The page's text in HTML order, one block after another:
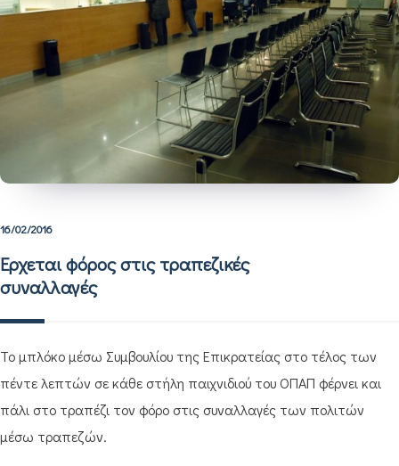
16/02/2016
Έρχεται φόρος στις τραπεζικές
συναλλαγές
Το μπλόκο μέσω Συμβουλίου της Επικρατείας στο τέλος των
πέντε λεπτών σε κάθε στήλη παιχνιδιού του ΟΠΑΠ φέρνει και
πάλι στο τραπέζι τον φόρο στις συναλλαγές των πολιτών
μέσω τραπεζών.